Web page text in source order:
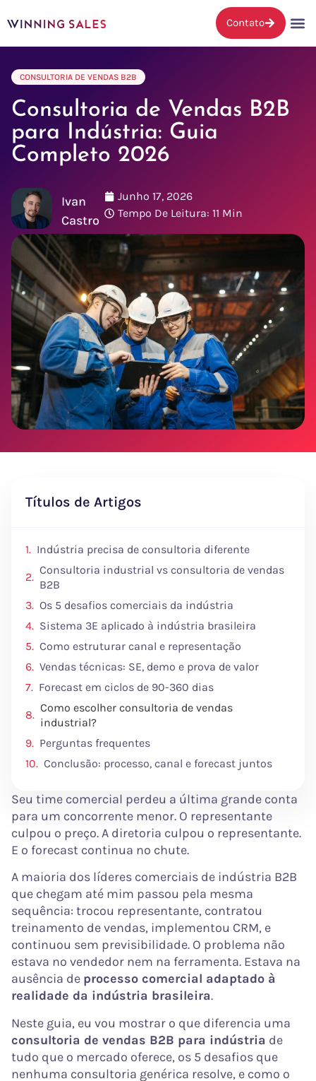
Contato
CONSULTORIA DE VENDAS B2B
Consultoria de Vendas B2B
para Indústria: Guia
Completo 2026
Junho 17, 2026
Tempo De Leitura: 11 Min
Ivan
Castro
Títulos de Artigos
Indústria precisa de consultoria diferente
Consultoria industrial vs consultoria de vendas
B2B
Os 5 desafios comerciais da indústria
Sistema 3E aplicado à indústria brasileira
Como estruturar canal e representação
Vendas técnicas: SE, demo e prova de valor
Forecast em ciclos de 90-360 dias
Como escolher consultoria de vendas
industrial?
Perguntas frequentes
Conclusão: processo, canal e forecast juntos
Seu time comercial perdeu a última grande conta
para um concorrente menor. O representante
culpou o preço. A diretoria culpou o representante.
E o forecast continua no chute.
A maioria dos líderes comerciais de indústria B2B
que chegam até mim passou pela mesma
sequência: trocou representante, contratou
treinamento de vendas, implementou CRM, e
continuou sem previsibilidade. O problema não
estava no vendedor nem na ferramenta. Estava na
ausência de processo comercial adaptado à
realidade da indústria brasileira.
Neste guia, eu vou mostrar o que diferencia uma
consultoria de vendas B2B para indústria de
tudo que o mercado oferece, os 5 desafios que
nenhuma consultoria genérica resolve, e como o